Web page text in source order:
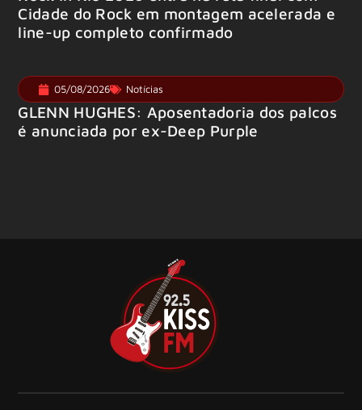
Cidade do Rock em montagem acelerada e
line-up completo confirmado
05/08/2026 Notícias
GLENN HUGHES: Aposentadoria dos palcos
é anunciada por ex-Deep Purple